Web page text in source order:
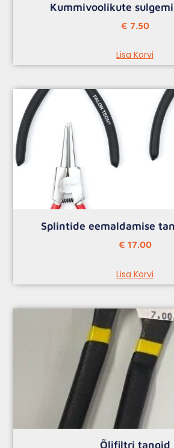
Kummivoolikute
€ 7.50
Lisa Korvi
Splintide eemaldamise
€ 17.00
Lisa Korvi
Õlifiltri tangid